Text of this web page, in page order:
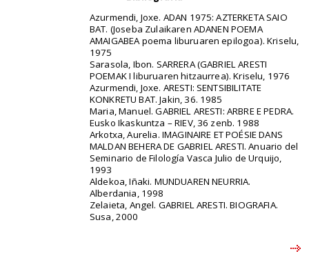
Azurmendi, Joxe. ADAN 1975: AZTERKETA SAIO
BAT. (Joseba Zulaikaren ADANEN POEMA
AMAIGABEA poema liburuaren epilogoa). Kriselu,
1975
Sarasola, Ibon. SARRERA (GABRIEL ARESTI
POEMAK I liburuaren hitzaurrea). Kriselu, 1976
Azurmendi, Joxe. ARESTI: SENTSIBILITATE
KONKRETU BAT. Jakin, 36. 1985
Maria, Manuel. GABRIEL ARESTI: ARBRE E PEDRA.
Eusko Ikaskuntza – RIEV, 36 zenb. 1988
Arkotxa, Aurelia. IMAGINAIRE ET POÉSIE DANS
MALDAN BEHERA DE GABRIEL ARESTI. Anuario del
Seminario de Filología Vasca Julio de Urquijo,
1993
Aldekoa, Iñaki. MUNDUAREN NEURRIA.
Alberdania, 1998
Zelaieta, Angel. GABRIEL ARESTI. BIOGRAFIA.
Susa, 2000